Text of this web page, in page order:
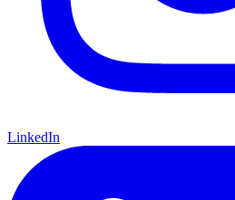
LinkedIn